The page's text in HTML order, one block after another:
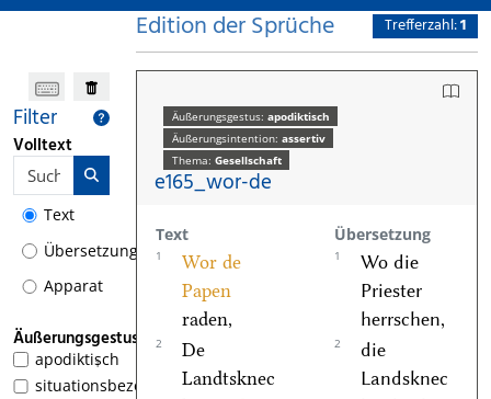
Filter
Volltext
Text
Übersetzung
Apparat
Äußerungsgestus
1
apodiktisch
situationsbezogen
Edition der Sprüche Trefferzahl:1
Äußerungsgestus: apodiktisch
Äußerungsintention: assertiv
Thema: Gesellschaft
e165_wor-de
Text Übersetzung
1
Wor de
Papen
raden,
1
Wo die
Priester
herrschen,
2
De
Landtsknec
2
die
Landsknec